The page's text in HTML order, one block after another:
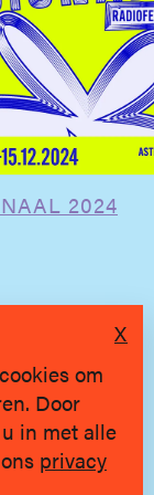
2024
om
Door
in met alle
privacy
X